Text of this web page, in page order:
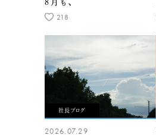
8月も、
218
社長ブログ
2026.07.29